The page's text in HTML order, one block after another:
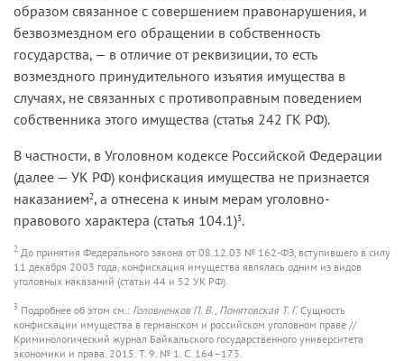
образом связанное с совершением правонарушения, и
безвозмездном его обращении в собственность
государства, — в отличие от реквизиции, то есть
возмездного принудительного изъятия имущества в
случаях, не связанных с противоправным поведением
собственника этого имущества (статья 242 ГК РФ).
В частности, в Уголовном кодексе Российской Федерации
(далее — УК РФ) конфискация имущества не признается
наказанием2, а отнесена к иным мерам уголовно-
правового характера (статья 104.1)3.
2 До принятия Федерального закона от 08.12.03 № 162-ФЗ, вступившего в силу
11 декабря 2003 года, конфискация имущества являлась одним из видов
уголовных наказаний (статьи 44 и 52 УК РФ).
3 Подробнее об этом см.: Головненков П. В., Понятовская Т. Г.Сущность
конфискации имущества в германском и российском уголовном праве //
Криминологический журнал Байкальского государственного университета
экономики и права. 2015. Т. 9. № 1. С. 164–173.